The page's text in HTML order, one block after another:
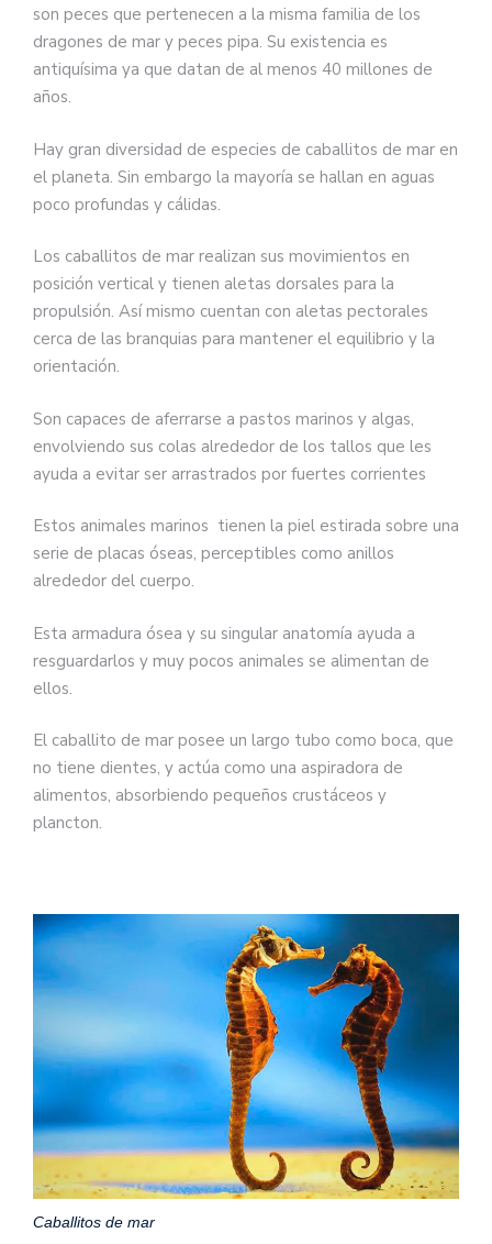
son peces que pertenecen a la misma familia de los
dragones de mar y peces pipa. Su existencia es
antiquísima ya que datan de al menos 40 millones de
años.
Hay gran diversidad de especies de caballitos de mar en
el planeta. Sin embargo la mayoría se hallan en aguas
poco profundas y cálidas.
Los caballitos de mar realizan sus movimientos en
posición vertical y tienen aletas dorsales para la
propulsión. Así mismo cuentan con aletas pectorales
cerca de las branquias para mantener el equilibrio y la
orientación.
Son capaces de aferrarse a pastos marinos y algas,
envolviendo sus colas alrededor de los tallos que les
ayuda a evitar ser arrastrados por fuertes corrientes
Estos animales marinos tienen la piel estirada sobre una
serie de placas óseas, perceptibles como anillos
alrededor del cuerpo.
Esta armadura ósea y su singular anatomía ayuda a
resguardarlos y muy pocos animales se alimentan de
ellos.
El caballito de mar posee un largo tubo como boca, que
no tiene dientes, y actúa como una aspiradora de
alimentos, absorbiendo pequeños crustáceos y
plancton.
Caballitos de mar